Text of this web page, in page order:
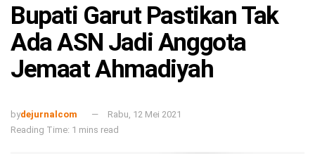
Bupati Garut Pastikan Tak
Ada ASN Jadi Anggota
Jemaat Ahmadiyah
bydejurnalcom
Rabu, 12 Mei 2021
Reading Time: 1 mins read